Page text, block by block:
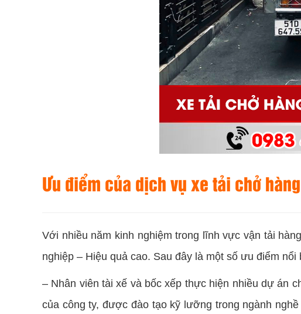
Ưu điểm của dịch vụ xe tải chở
Với nhiều năm kinh nghiệm trong lĩnh vực vận tải
nghiệp – Hiệu quả cao. Sau đây là một số ưu điểm
– Nhân viên tài xế và bốc xếp thực hiện nhiều dự án
của công ty, được đào tạo kỹ lưỡng trong ngành